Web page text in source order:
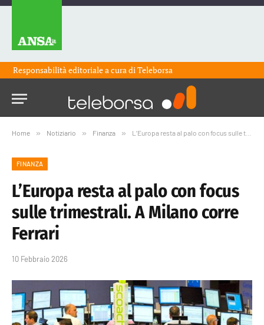
Responsabilità editoriale a cura diTeleborsa
Home » Notiziario » Finanza » L’Europa resta al palo con focus sulle trimestrali. A Milano corre Ferrari
FINANZA
L’Europa resta al palo con focus
sulle trimestrali. A Milano corre
Ferrari
10 Febbraio 2026